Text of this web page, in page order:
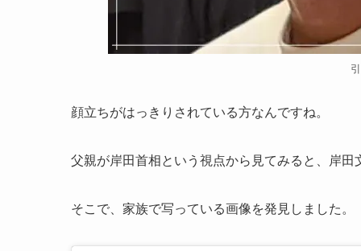
顔立ちがはっきりされている方なんですね。
父親が岸田首相という視点から見てみると、岸
そこで、家族で写っている画像を発見しました。